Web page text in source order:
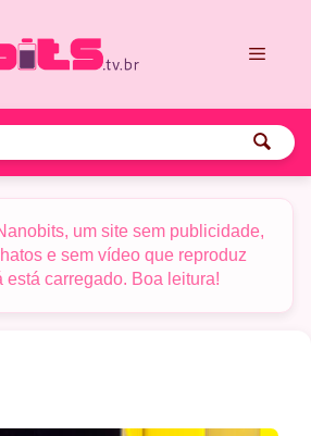
um site sem publicidade,
e sem vídeo que reproduz
está carregado. Boa leitura!